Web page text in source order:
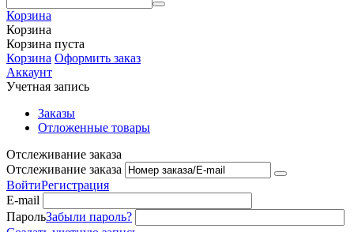
Корзина
Корзина
Корзина пуста
Корзина Оформить заказ
Аккаунт
Учетная запись
Заказы
Отложенные товары
Отслеживание заказа
Отслеживание заказа
ВойтиРегистрация
E-mail
ПарольЗабыли пароль?